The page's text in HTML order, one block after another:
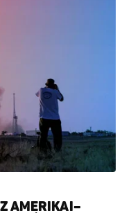
AMERIKAI–